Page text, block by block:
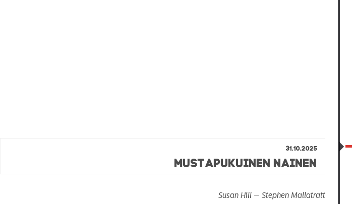
31.10.2025
Mustapukuinen Nainen
Susan Hill — Stephen Mallatratt